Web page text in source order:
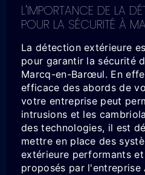
L'IMPORTANCE DE LA
POUR LA SÉCURITÉ À
La détection extérieure
pour garantir la sécurité
Marcq-en-Barœul. En
efficace des abords de
votre entreprise peut
intrusions et les
des technologies, il est
mettre en place des
extérieure performants
proposés par l'entreprise